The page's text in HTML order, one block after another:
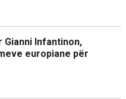
Gianni Infantinon,
europiane për